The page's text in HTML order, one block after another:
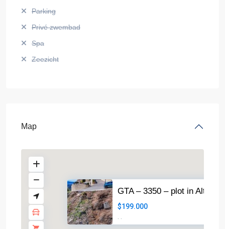
Parking
Privé zwembad
Spa
Zeezicht
Map
GTA – 3350 – plot in Altea
$199.000
· ·